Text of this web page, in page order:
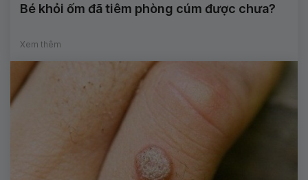
Bé khỏi ốm đã tiêm phòng cúm được chưa?
Xem thêm